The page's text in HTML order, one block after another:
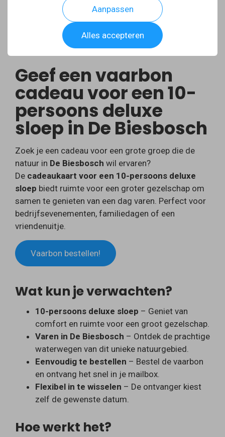
Aanpassen
Alles accepteren
Geef een vaarbon
cadeau voor een 10-
persoons deluxe
sloep in De Biesbosch
Zoek je een cadeau voor een grote groep die de
natuur in De Biesbosch wil ervaren?
De cadeaukaart voor een 10-persoons deluxe
sloep biedt ruimte voor een groter gezelschap om
samen te genieten van een dag varen. Perfect voor
bedrijfsevenementen, familiedagen of een
vriendenuitje.
Vaarbon bestellen!
Wat kun je verwachten?
10-persoons deluxe sloep – Geniet van
comfort en ruimte voor een groot gezelschap.
Varen in De Biesbosch – Ontdek de prachtige
waterwegen van dit unieke natuurgebied.
Eenvoudig te bestellen – Bestel de vaarbon
en ontvang het snel in je mailbox.
Flexibel in te wisselen – De ontvanger kiest
zelf de gewenste datum.
Hoe werkt het?